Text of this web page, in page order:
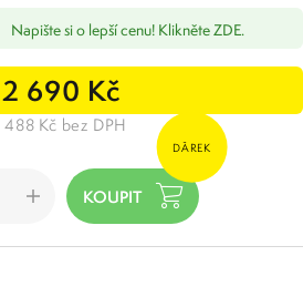
Napište si o lepší cenu! Klikněte ZDE.
690 Kč
488 Kč bez DPH
DÁREK